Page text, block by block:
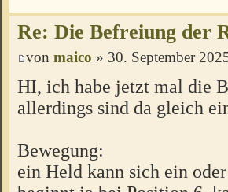
Re: Die Befreiung der
von maico » 30. September
HI, ich habe jetzt mal die
allerdings sind da gleich
Bewegung:
ein Held kann sich ein